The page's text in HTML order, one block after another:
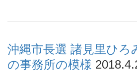
沖縄市長選 諸見里ひろ
の事務所の模様